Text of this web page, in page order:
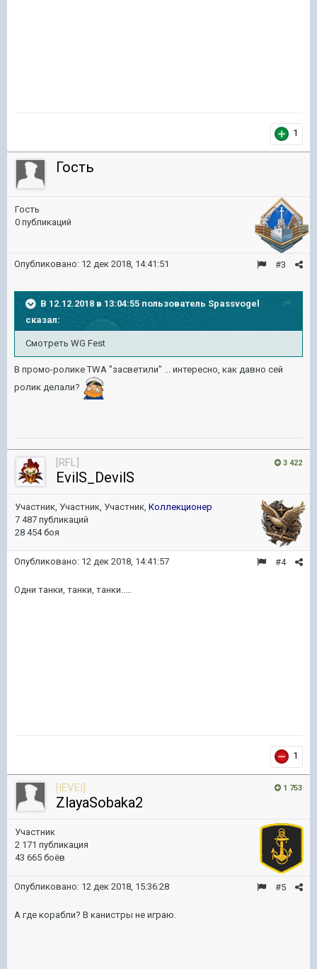
1
Гость
Гость
0 публикаций
#3
Опубликовано: 12 дек 2018, 14:41:51
В 12.12.2018 в 13:04:55 пользователь Spassvogel
сказал:
Смотреть WG Fest
В промо-ролике TWA "засветили" ... интересно, как давно сей
ролик делали?
3 422
[RFL]
EvilS_DevilS
Участник, Участник, Участник, Коллекционер
7 487 публикаций
28 454 боя
#4
Опубликовано: 12 дек 2018, 14:41:57
Одни танки, танки, танки.....
1
1 753
[IEVEI]
ZlayaSobaka2
Участник
2 171 публикация
43 665 боёв
#5
Опубликовано: 12 дек 2018, 15:36:28
А где корабли? В канистры не играю.